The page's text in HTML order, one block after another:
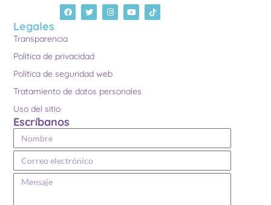
Legales
Transparencia
Política de privacidad
Política de seguridad web
Tratamiento de datos personales
Uso del sitio
Escríbanos